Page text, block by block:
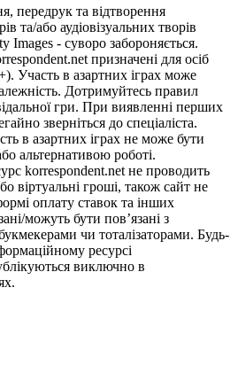
передрук та відтворення
та/або аудіовізуальних творів
Images - суворо забороняється.
призначені для осіб
Участь в азартних іграх може
Дотримуйтесь правил
гри. При виявленні перших
зверніться до спеціаліста.
в азартних іграх не може бути
альтернативою роботі.
korrespondent.net не проводить
віртуальні гроші, також сайт не
оплату ставок та інших
можуть бути пов’язані з
чи тоталізаторами. Будь-
ресурсі
виключно в